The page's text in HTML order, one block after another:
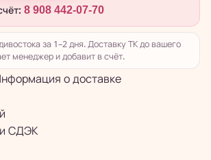
8 908 442-07-70
за 1–2 дня. Доставку ТК до вашего
менеджер и добавит в счёт.
о доставке
СДЭК